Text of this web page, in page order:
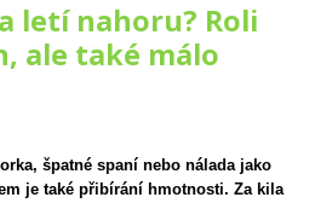
letí nahoru? Roli
ale také málo
špatné spaní nebo nálada jako
je také přibírání hmotnosti. Za kila